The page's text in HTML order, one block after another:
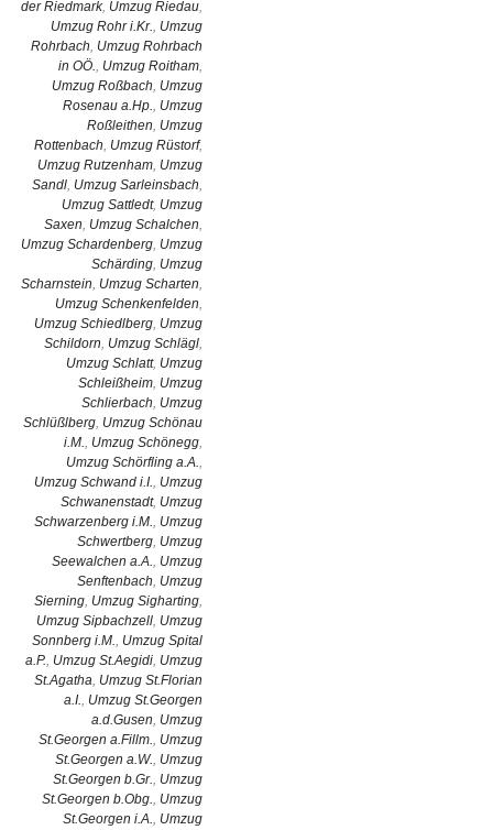
der Riedmark, Umzug Riedau,
Umzug Rohr i.Kr., Umzug
Rohrbach, Umzug Rohrbach
in OÖ., Umzug Roitham,
Umzug Roßbach, Umzug
Rosenau a.Hp., Umzug
Roßleithen, Umzug
Rottenbach, Umzug Rüstorf,
Umzug Rutzenham, Umzug
Sandl, Umzug Sarleinsbach,
Umzug Sattledt, Umzug
Saxen, Umzug Schalchen,
Umzug Schardenberg, Umzug
Schärding, Umzug
Scharnstein, Umzug Scharten,
Umzug Schenkenfelden,
Umzug Schiedlberg, Umzug
Schildorn, Umzug Schlägl,
Umzug Schlatt, Umzug
Schleißheim, Umzug
Schlierbach, Umzug
Schlüßlberg, Umzug Schönau
i.M., Umzug Schönegg,
Umzug Schörfling a.A.,
Umzug Schwand i.I., Umzug
Schwanenstadt, Umzug
Schwarzenberg i.M., Umzug
Schwertberg, Umzug
Seewalchen a.A., Umzug
Senftenbach, Umzug
Sierning, Umzug Sigharting,
Umzug Sipbachzell, Umzug
Sonnberg i.M., Umzug Spital
a.P., Umzug St.Aegidi, Umzug
St.Agatha, Umzug St.Florian
a.I., Umzug St.Georgen
a.d.Gusen, Umzug
St.Georgen a.Fillm., Umzug
St.Georgen a.W., Umzug
St.Georgen b.Gr., Umzug
St.Georgen b.Obg., Umzug
St.Georgen i.A., Umzug